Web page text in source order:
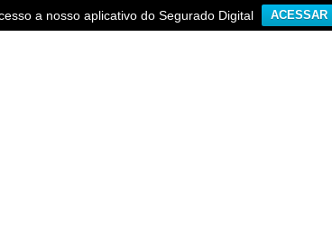
a nosso aplicativo do Segurado Digital ACESSAR